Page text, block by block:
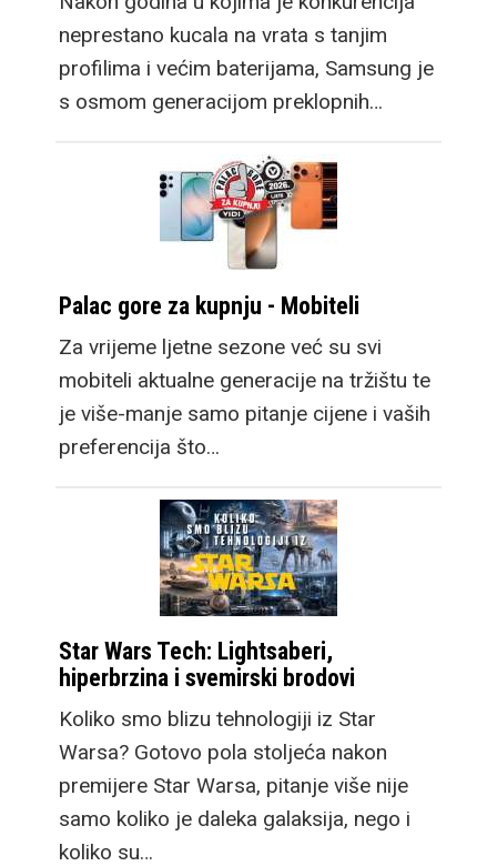
neprestano kucala na vrata s tanjim
profilima i većim baterijama, Samsung je
s osmom generacijom preklopnih…
Palac gore za kupnju - Mobiteli
Za vrijeme ljetne sezone već su svi
mobiteli aktualne generacije na tržištu te
je više-manje samo pitanje cijene i vaših
preferencija što…
Star Wars Tech: Lightsaberi,
hiperbrzina i svemirski brodovi
Koliko smo blizu tehnologiji iz Star
Warsa? Gotovo pola stoljeća nakon
premijere Star Warsa, pitanje više nije
samo koliko je daleka galaksija, nego i
koliko su…